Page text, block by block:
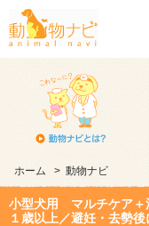
ホーム > 動物ナビ
小型犬用 マルチケア
１歳以上／避妊・去勢後